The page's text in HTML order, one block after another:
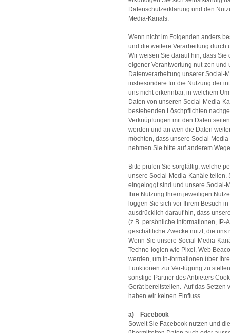
Datenschutzerklärung und den
Media-Kanals.
Wenn nicht im Folgenden anders
und die weitere Verarbeitung
Wir weisen Sie darauf hin, dass
eigener Verantwortung nut-zen
Datenverarbeitung unserer Social-
insbesondere für die Nutzung der
uns nicht erkennbar, in welchem
Daten von unseren Social-Media-
bestehenden Löschpflichten
Verknüpfungen mit den Daten
werden und an wen die Daten
möchten, dass unsere Social-
nehmen Sie bitte auf anderem
Bitte prüfen Sie sorgfältig, welche
unsere Social-Media-Kanäle teilen.
eingeloggt sind und unsere Social-
Ihre Nutzung Ihrem jeweiligen
loggen Sie sich vor Ihrem Besuch
ausdrücklich darauf hin, dass
(z.B. persönliche Informationen, IP-
geschäftliche Zwecke nutzt, die uns
Wenn Sie unsere Social-Media-
Techno-logien wie Pixel, Web
werden, um In-formationen über
Funktionen zur Ver-fügung zu
sonstige Partner des Anbieters
Gerät bereitstellen. Auf das Setzen
haben wir keinen Einfluss.
a) Facebook
Soweit Sie Facebook nutzen und